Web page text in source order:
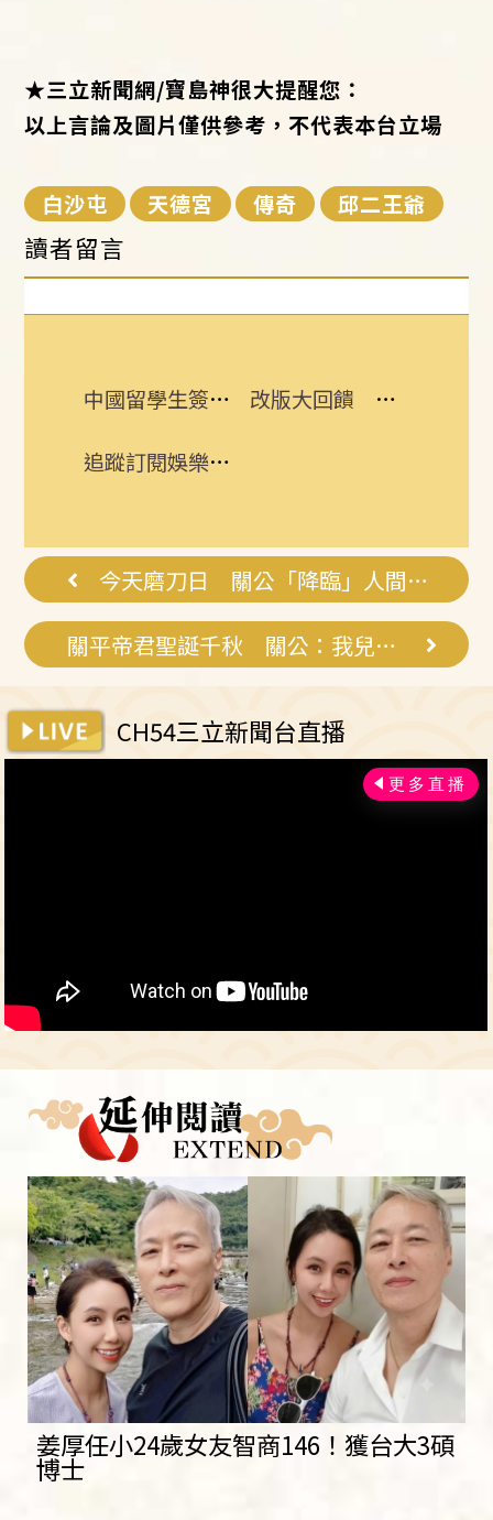
★三立新聞網/寶島神很大提醒您：
以上言論及圖片僅供參考，不代表本台立場
白沙屯 天德宮 傳奇 邱二王爺
讀者留言
中國留學生簽證減3成 美智庫：有助國安 改版大回饋 熱門3C大獎接力送
追蹤訂閱娛樂星聞 給你最即時的娛樂星鮮事
今天磨刀日 關公「降臨」人間斬瘟疫
關平帝君聖誕千秋 關公：我兒子啦！
CH54三立新聞台直播
姜厚任小24歲女友智商146！獲台大3碩
博士